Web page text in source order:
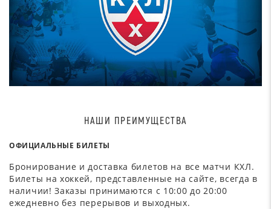
НАШИ ПРЕИМУЩЕСТВА
ОФИЦИАЛЬНЫЕ БИЛЕТЫ
Бронирование и доставка билетов на все матчи КХЛ.
Билеты на хоккей, представленные на сайте, всегда в
наличии! Заказы принимаются с 10:00 до 20:00
ежедневно без перерывов и выходных.